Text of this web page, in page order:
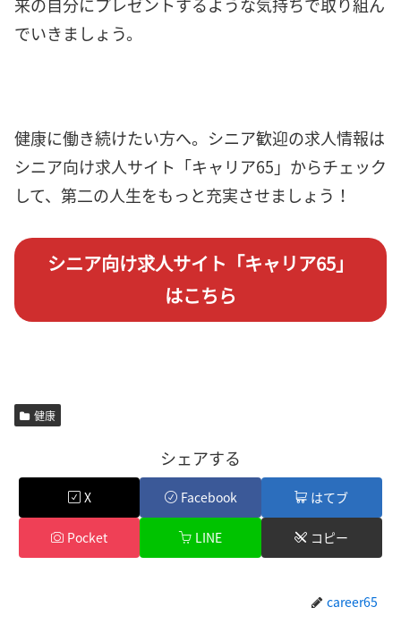
来の自分にプレゼントするような気持ちで取り組ん
でいきましょう。
健康に働き続けたい方へ。シニア歓迎の求人情報は
シニア向け求人サイト「キャリア65」からチェック
して、第二の人生をもっと充実させましょう！
シニア向け求人サイト「キャリア65」
はこちら
健康
シェアする
X Facebook はてブ
Pocket LINE コピー
career65